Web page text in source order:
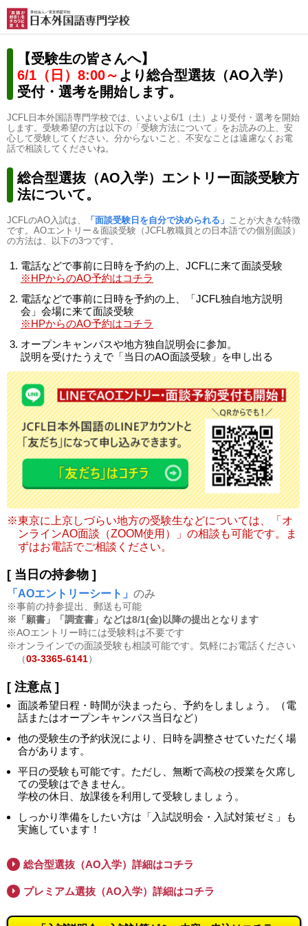
【受験生の皆さんへ】
6/1（日）8:00～ より総合型選抜（AO入学）
受付・選考を開始します。
JCFL日本外国語専門学校では、いよいよ6/1（土）より受付・選考を開始
します。受験希望の方は以下の「受験方法について」をお読みの上、安
心して受験してください。分からないこと、不安なことは遠慮なくお電
話で相談してくださいね。
総合型選抜（AO入学）エントリー面談受験方
法について。
JCFLのAO入試は、 「面談受験日を自分で決められる」 ことが大きな特徴
です。 AOエントリー＆面談受験（JCFL教職員との日本語での個別面談）
の方法は、以下の3つです。
電話などで事前に日時を予約の上、JCFLに来て面談受験
※HPからのAO予約はコチラ
電話などで事前に日時を予約の上、「JCFL独自地方説明
会」会場に来て面談受験
※HPからのAO予約はコチラ
オープンキャンパスや地方独自説明会に参加。
説明を受けたうえで「当日のAO面談受験」を申し出る
※東京に上京しづらい地方の受験生などについては、「オ
ンラインAO面談（ZOOM使用）」の相談も可能です。ま
ずはお電話でご相談ください。
[ 当日の持参物 ]
「AOエントリーシート」 のみ
※事前の持参提出、郵送も可能
※「願書」「調査書」などは8/1(金)以降の提出となります
※AOエントリー時には受験料は不要です
※オンラインでの面談受験も相談可能です。気軽にお電話ください
（03-3365-6141）
[ 注意点 ]
面談希望日程・時間が決まったら、予約をしましょう。（電
話またはオープンキャンパス当日など）
他の受験生の予約状況により、日時を調整させていただく場
合があります。
平日の受験も可能です。ただし、無断で高校の授業を欠席し
ての受験はできません。
学校の休日、放課後を利用して受験しましょう。
しっかり準備をしたい方は「入試説明会・入試対策ゼミ」も
実施しています！
総合型選抜（AO入学）詳細はコチラ
プレミアム選抜（AO入学）詳細はコチラ